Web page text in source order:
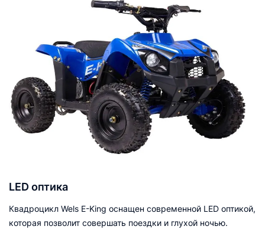
LED оптика
Квадроцикл Wels E-King оснащен современной LED оптикой,
которая позволит совершать поездки и глухой ночью.